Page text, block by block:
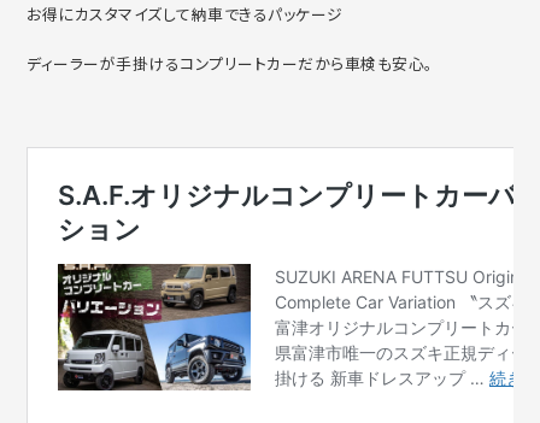
お得にカスタマイズして納車できるパッケージ
ディーラーが手掛けるコンプリートカーだから車検も安心。